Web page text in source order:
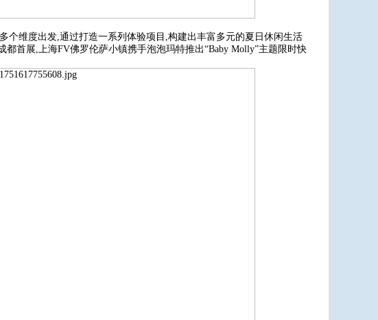
个维度出发,通过打造一系列体验项目,构建出丰富多元的夏日休闲生活
首展,上海FV佛罗伦萨小镇携手泡泡玛特推出“Baby Molly”主题限时快